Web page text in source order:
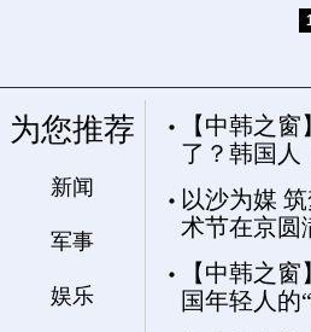
为您推荐
新闻
军事
娱乐
【中韩之
了？韩国人
以沙为媒
术节在京圆
【中韩之
国年轻人的